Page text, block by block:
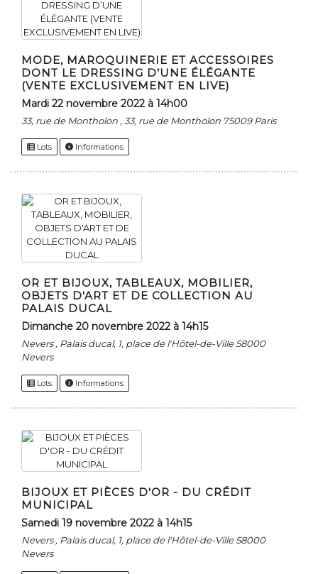
MODE, MAROQUINERIE ET ACCESSOIRES
DONT LE DRESSING D’UNE ÉLÉGANTE
(VENTE EXCLUSIVEMENT EN LIVE)
mardi 22 novembre 2022 à 14h00
33, rue de Montholon , 33, rue de Montholon 75009 Paris
Lots Informations
OR ET BIJOUX, TABLEAUX, MOBILIER,
OBJETS D'ART ET DE COLLECTION AU
PALAIS DUCAL
dimanche 20 novembre 2022 à 14h15
Nevers , Palais ducal, 1, place de l'Hôtel-de-Ville 58000
Nevers
Lots Informations
BIJOUX ET PIÈCES D'OR - DU CRÉDIT
MUNICIPAL
samedi 19 novembre 2022 à 14h15
Nevers , Palais ducal, 1, place de l'Hôtel-de-Ville 58000
Nevers